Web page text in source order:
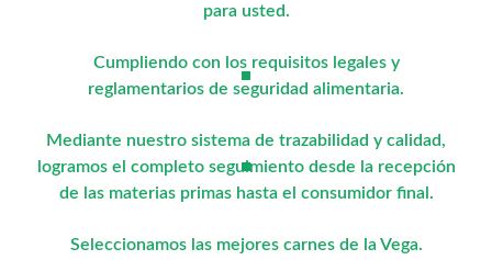
para usted.
Cumpliendo con los requisitos legales y
reglamentarios de seguridad alimentaria.
Mediante nuestro sistema de trazabilidad y calidad,
logramos el completo seguimiento desde la recepción
de las materias primas hasta el consumidor final.
Seleccionamos las mejores carnes de la Vega.